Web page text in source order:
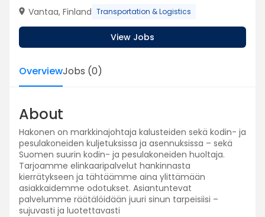
Vantaa, Finland Transportation & Logistics
View Jobs
OverviewJobs (0)
About
Hakonen on markkinajohtaja kalusteiden sekä kodin- ja
pesulakoneiden kuljetuksissa ja asennuksissa – sekä
Suomen suurin kodin- ja pesulakoneiden huoltaja.
Tarjoamme elinkaaripalvelut hankinnasta
kierrätykseen ja tähtäämme aina ylittämään
asiakkaidemme odotukset. Asiantuntevat
palvelumme räätälöidään juuri sinun tarpeisiisi –
sujuvasti ja luotettavasti